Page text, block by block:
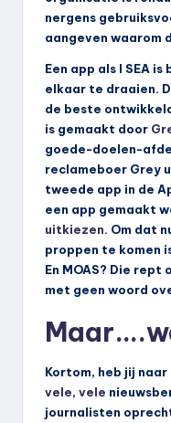
nergens
aangeven waarom
Een app als I SEA
elkaar te draaien.
de beste
is gemaakt door
goede-doelen-
reclameboer Grey
tweede app in de
een app gemaakt
uitkiezen. Om dat
proppen te komen
En MOAS? Die
met geen woord
Kortom, heb jij
vele, vele
journalisten